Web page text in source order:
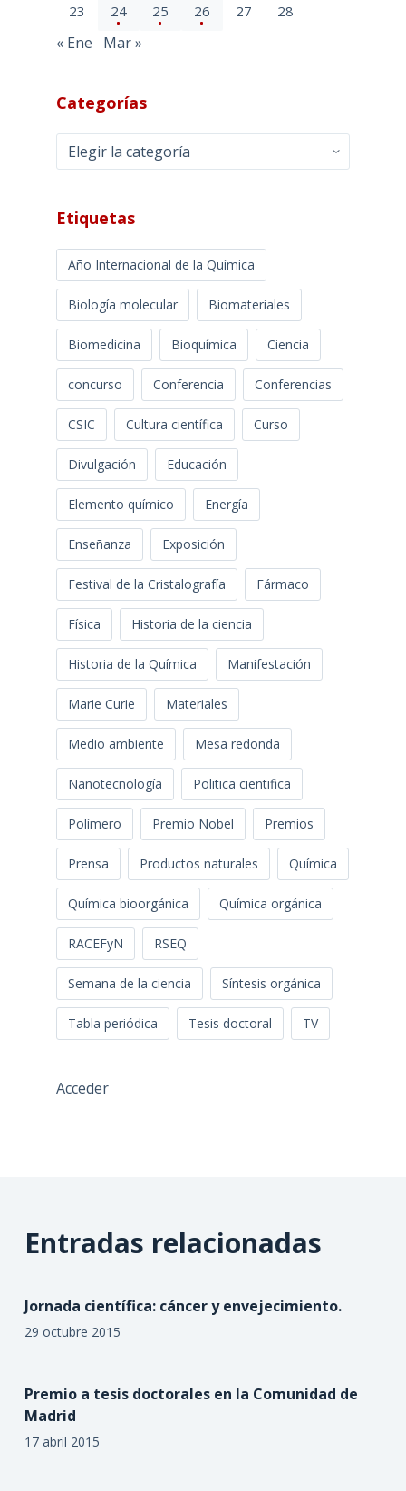
23 24 25 26 27 28
« Ene Mar »
Categorías
Categorías
Etiquetas
Año Internacional de la Química
Biología molecular Biomateriales
Biomedicina Bioquímica Ciencia
concurso Conferencia Conferencias
CSIC Cultura científica Curso
Divulgación Educación
Elemento químico Energía
Enseñanza Exposición
Festival de la Cristalografía Fármaco
Física Historia de la ciencia
Historia de la Química Manifestación
Marie Curie Materiales
Medio ambiente Mesa redonda
Nanotecnología Politica cientifica
Polímero Premio Nobel Premios
Prensa Productos naturales Química
Química bioorgánica Química orgánica
RACEFyN RSEQ
Semana de la ciencia Síntesis orgánica
Tabla periódica Tesis doctoral TV
Acceder
Entradas relacionadas
Jornada científica: cáncer y envejecimiento.
29 octubre 2015
Premio a tesis doctorales en la Comunidad de
Madrid
17 abril 2015